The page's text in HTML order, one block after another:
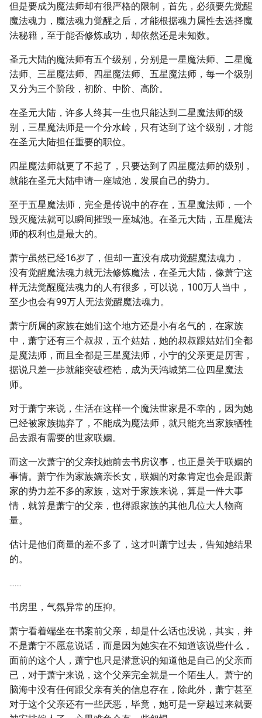
但是要成为魔法师却有很严格的限制，首先，必须要先觉醒
魔法魂力，魔法魂力觉醒之后，才能根据魂力属性去选择魔
法秘籍，至于能否修炼成功，却依然还是未知数。
圣元大陆的魔法师有五个级别，分别是一星魔法师、二星魔
法师、三星魔法师、四星魔法师、五星魔法师，每一个级别
又分为三个阶段，初阶、中阶、高阶。
在圣元大陆，许多人终其一生也只能达到二星魔法师的级
别，三星魔法师是一个分水岭，只有达到了这个级别，才能
在圣元大陆担任重要的职位。
四星魔法师就更了不起了，只要达到了四星魔法师的级别，
就能在圣元大陆申请一座城池，发展自己的势力。
至于五星魔法师，完全是传说中的存在，五星魔法师，一个
毁灭魔法就可以瞬间摧毁一座城池。在圣元大陆，五星魔法
师的权利也是最大的。
萧宁虽然已经16岁了，但却一直没有成功觉醒魔法魂力，
没有觉醒魔法魂力就无法修炼魔法，在圣元大陆，像萧宁这
样无法觉醒魔法魂力的人有很多，可以说，100万人当中，
至少也会有99万人无法觉醒魔法魂力。
萧宁所属的家族在她们这个地方还是小有名气的，在家族
中，萧宁还有三个叔叔，五个姑姑，她的叔叔跟姑姑们全都
是魔法师，而且全都是三星魔法师，小宁的父亲更是厉害，
据说只差一步就能突破桎梏，成为天鸿城第二位四星魔法
师。
对于萧宁来说，生活在这样一个魔法世家是不幸的，因为她
已经被家族抛弃了，不能成为魔法师，就只能充当家族牺牲
品去跟有需要的世家联姻。
而这一次萧宁的父亲找她前去书房议事，也正是关于联姻的
事情。萧宁作为家族嫡亲长女，联姻的对象肯定也会是跟萧
家的势力差不多的家族，这对于家族来说，算是一件大事
情，就算是萧宁的父亲，也得跟家族的其他几位大人物商
量。
估计是他们商量的差不多了，这才叫萧宁过去，告知她结果
的。
.......
书房里，气氛异常的压抑。
萧宁看着端坐在书案前父亲，却是什么话也没说，其实，并
不是萧宁不愿意说话，而是因为她实在不知道该说些什么，
面前的这个人，萧宁也只是潜意识的知道他是自己的父亲而
已，对于萧宁来说，这个父亲完全就是一个陌生人。萧宁的
脑海中没有任何跟父亲有关的信息存在，除此外，萧宁甚至
对于这个父亲还有一些厌恶，毕竟，她可是一穿越过来就要